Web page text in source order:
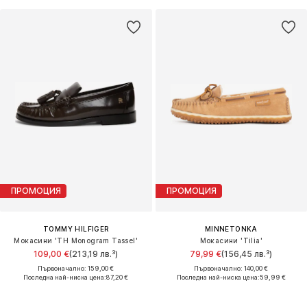
ПРОМОЦИЯ
TOMMY HILFIGER
Мокасини 'TH Monogram Tassel'
109,00 €(213,19 лв.³)
Първоначално: 159,00 €
Последна най-ниска цена:87,20 €
ПРОМОЦИЯ
MINNETONKA
Мокасини 'Tilia'
79,99 €(156,45 лв.³)
Първоначално: 140,00 €
Последна най-ниска цена:59,99 €